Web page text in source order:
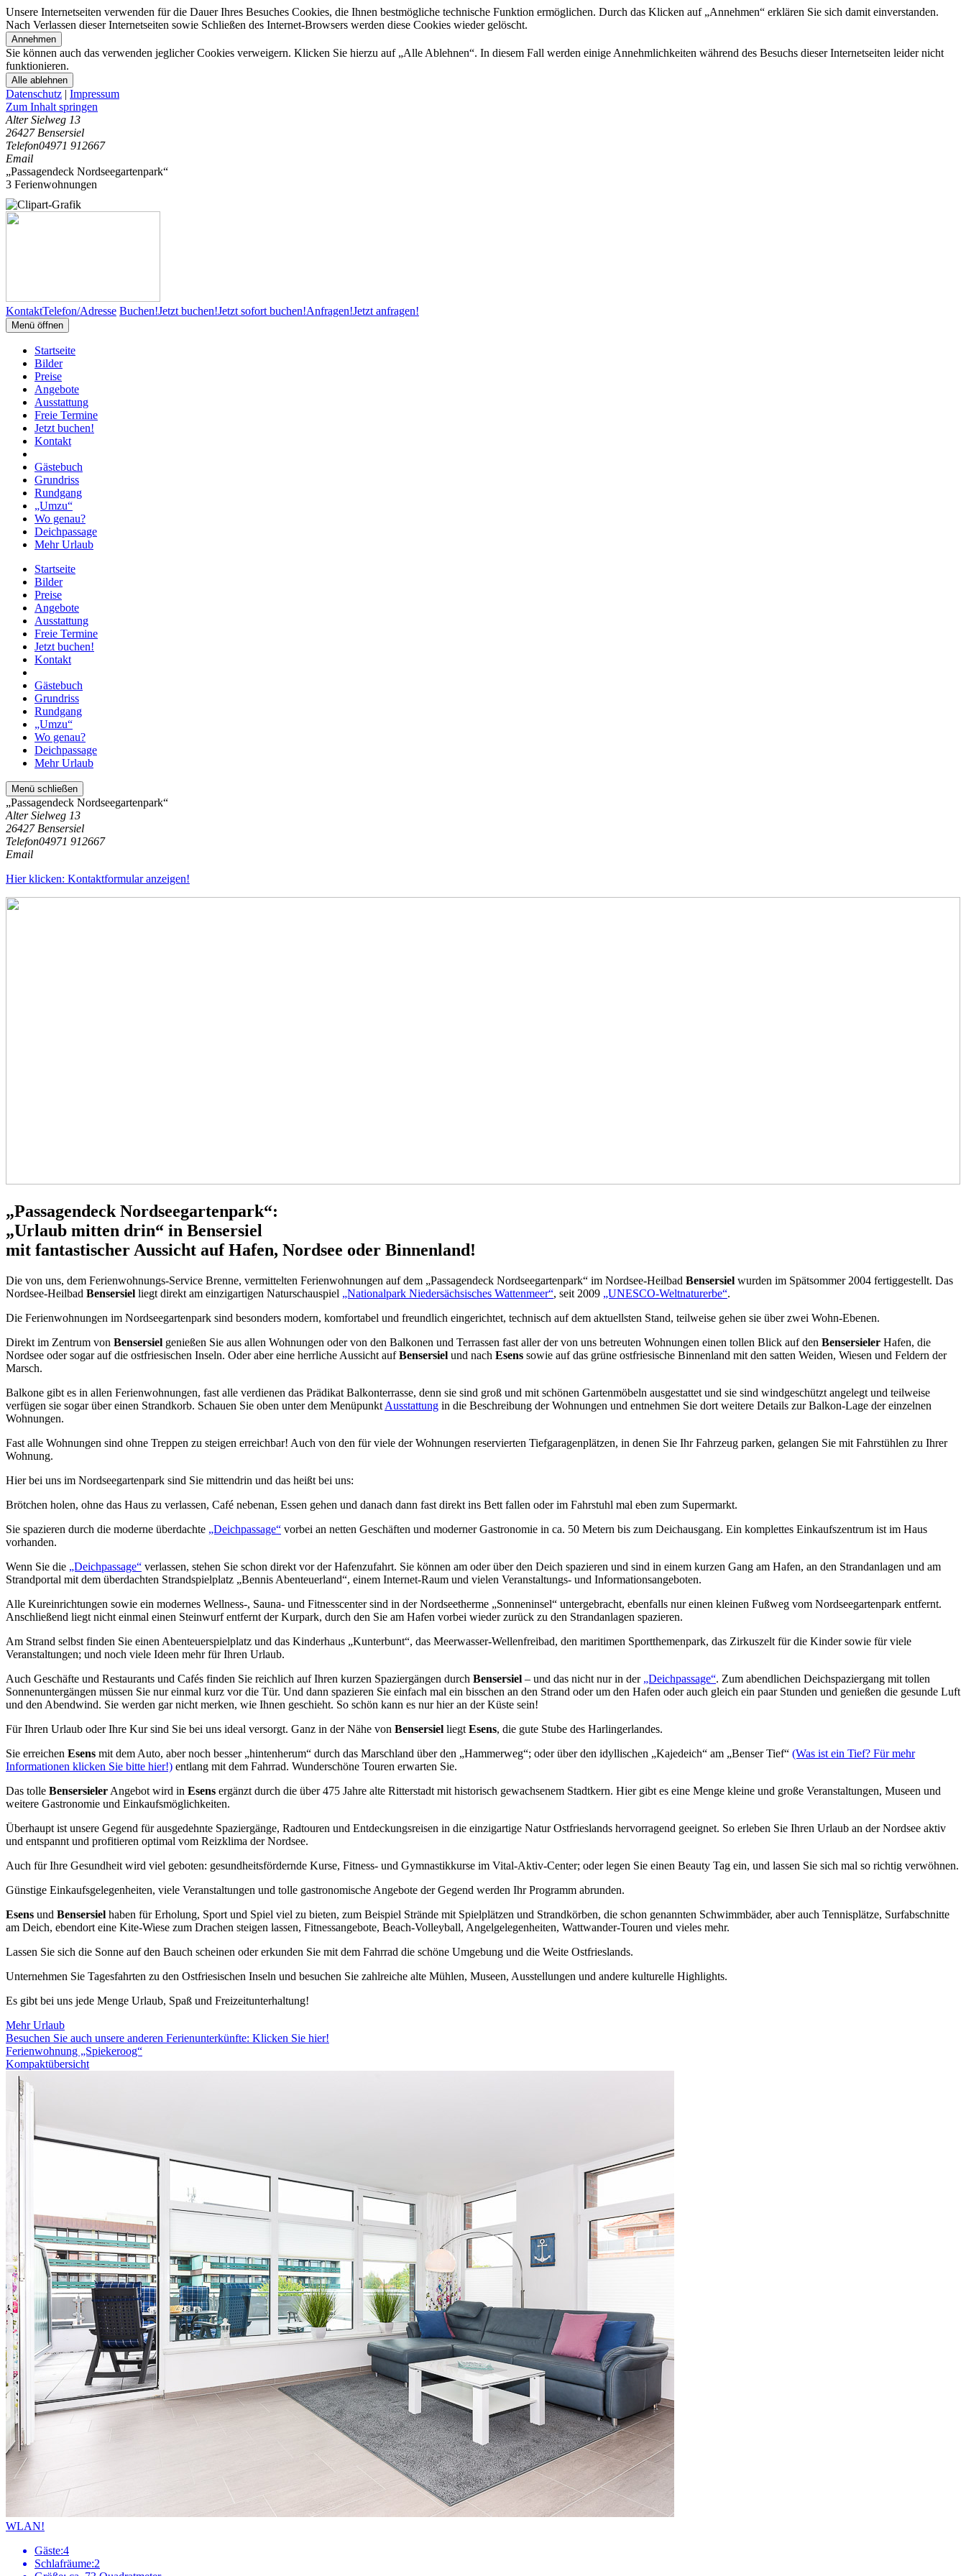
Unsere Internetseiten verwenden für die Dauer Ihres Besuches Cookies, die Ihnen bestmögliche technische Funktion ermöglichen. Durch das Klicken auf „Annehmen“ erklären Sie sich damit einverstanden.
Nach Verlassen dieser Internetseiten sowie Schließen des Internet-Browsers werden diese Cookies wieder gelöscht.
Annehmen
Sie können auch das verwenden jeglicher Cookies verweigern. Klicken Sie hierzu auf „Alle Ablehnen“. In diesem Fall werden einige Annehmlichkeiten während des Besuchs dieser Internetseiten leider nicht
funktionieren.
Alle ablehnen
Datenschutz | Impressum
Zum Inhalt springen
Alter Sielweg 13
26427 Bensersiel
Telefon04971 912667
Email
„Passagendeck Nordseegartenpark“
3 Ferienwohnungen
KontaktTelefon/Adresse Buchen!Jetzt buchen!Jetzt sofort buchen!Anfragen!Jetzt anfragen!
Menü öffnen
Startseite
Bilder
Preise
Angebote
Ausstattung
Freie Termine
Jetzt buchen!
Kontakt
Gästebuch
Grundriss
Rundgang
„Umzu“
Wo genau?
Deichpassage
Mehr Urlaub
Startseite
Bilder
Preise
Angebote
Ausstattung
Freie Termine
Jetzt buchen!
Kontakt
Gästebuch
Grundriss
Rundgang
„Umzu“
Wo genau?
Deichpassage
Mehr Urlaub
Menü schließen
„Passagendeck Nordseegartenpark“
Alter Sielweg 13
26427 Bensersiel
Telefon04971 912667
Email
Hier klicken: Kontaktformular anzeigen!
„Passagendeck Nordseegartenpark“:
„Urlaub mitten drin“ in Bensersiel
mit fantastischer Aussicht auf Hafen, Nordsee oder Binnenland!
Die von uns, dem Ferienwohnungs-Service Brenne, vermittelten Ferienwohnungen auf dem „Passagendeck Nordseegartenpark“ im Nordsee-Heilbad Bensersiel wurden im Spätsommer 2004 fertiggestellt. Das
Nordsee-Heilbad Bensersiel liegt direkt am einzigartigen Naturschauspiel „Nationalpark Niedersächsisches Wattenmeer“, seit 2009 „UNESCO-Weltnaturerbe“.
Die Ferienwohnungen im Nordseegartenpark sind besonders modern, komfortabel und freundlich eingerichtet, technisch auf dem aktuellsten Stand, teilweise gehen sie über zwei Wohn-Ebenen.
Direkt im Zentrum von Bensersiel genießen Sie aus allen Wohnungen oder von den Balkonen und Terrassen fast aller der von uns betreuten Wohnungen einen tollen Blick auf den Bensersieler Hafen, die
Nordsee oder sogar auf die ostfriesischen Inseln. Oder aber eine herrliche Aussicht aufBensersiel und nach Esens sowie auf das grüne ostfriesische Binnenland mit den satten Weiden, Wiesen und Feldern der
Marsch.
Balkone gibt es in allen Ferienwohnungen, fast alle verdienen das Prädikat Balkonterrasse, denn sie sind groß und mit schönen Gartenmöbeln ausgestattet und sie sind windgeschützt angelegt und teilweise
verfügen sie sogar über einen Strandkorb. Schauen Sie oben unter dem Menüpunkt Ausstattung in die Beschreibung der Wohnungen und entnehmen Sie dort weitere Details zur Balkon-Lage der einzelnen
Wohnungen.
Fast alle Wohnungen sind ohne Treppen zu steigen erreichbar! Auch von den für viele der Wohnungen reservierten Tiefgaragenplätzen, in denen Sie Ihr Fahrzeug parken, gelangen Sie mit Fahrstühlen zu Ihrer
Wohnung.
Hier bei uns im Nordseegartenpark sind Sie mittendrin und das heißt bei uns:
Brötchen holen, ohne das Haus zu verlassen, Café nebenan, Essen gehen und danach dann fast direkt ins Bett fallen oder im Fahrstuhl mal eben zum Supermarkt.
Sie spazieren durch die moderne überdachte „Deichpassage“ vorbei an netten Geschäften und moderner Gastronomie in ca. 50 Metern bis zum Deichausgang. Ein komplettes Einkaufszentrum ist im Haus
vorhanden.
Wenn Sie die „Deichpassage“ verlassen, stehen Sie schon direkt vor der Hafenzufahrt. Sie können am oder über den Deich spazieren und sind in einem kurzen Gang am Hafen, an den Strandanlagen und am
Strandportal mit dem überdachten Strandspielplatz „Bennis Abenteuerland“, einem Internet-Raum und vielen Veranstaltungs- und Informationsangeboten.
Alle Kureinrichtungen sowie ein modernes Wellness-, Sauna- und Fitnesscenter sind in der Nordseetherme „Sonneninsel“ untergebracht, ebenfalls nur einen kleinen Fußweg vom Nordseegartenpark entfernt.
Anschließend liegt nicht einmal einen Steinwurf entfernt der Kurpark, durch den Sie am Hafen vorbei wieder zurück zu den Strandanlagen spazieren.
Am Strand selbst finden Sie einen Abenteuerspielplatz und das Kinderhaus „Kunterbunt“, das Meerwasser-Wellenfreibad, den maritimen Sportthemenpark, das Zirkuszelt für die Kinder sowie für viele
Veranstaltungen; und noch viele Ideen mehr für Ihren Urlaub.
Auch Geschäfte und Restaurants und Cafés finden Sie reichlich auf Ihren kurzen Spaziergängen durch Bensersiel – und das nicht nur in der „Deichpassage“. Zum abendlichen Deichspaziergang mit tollen
Sonnenuntergängen müssen Sie nur einmal kurz vor die Tür. Und dann spazieren Sie einfach mal ein bisschen an den Strand oder um den Hafen oder auch gleich ein paar Stunden und genießen die gesunde Luft
und den Abendwind. Sie werden gar nicht merken, wie Ihnen geschieht. So schön kann es nur hier an der Küste sein!
Für Ihren Urlaub oder Ihre Kur sind Sie bei uns ideal versorgt. Ganz in der Nähe von Bensersiel liegt Esens, die gute Stube des Harlingerlandes.
Sie erreichen Esens mit dem Auto, aber noch besser „hintenherum“ durch das Marschland über den „Hammerweg“; oder über den idyllischen „Kajedeich“ am „Benser Tief“ (Was ist ein Tief? Für mehr
Informationen klicken Sie bitte hier!) entlang mit dem Fahrrad. Wunderschöne Touren erwarten Sie.
Das tolle Bensersieler Angebot wird in Esens ergänzt durch die über 475 Jahre alte Ritterstadt mit historisch gewachsenem Stadtkern. Hier gibt es eine Menge kleine und große Veranstaltungen, Museen und
weitere Gastronomie und Einkaufsmöglichkeiten.
Überhaupt ist unsere Gegend für ausgedehnte Spaziergänge, Radtouren und Entdeckungsreisen in die einzigartige Natur Ostfrieslands hervorragend geeignet. So erleben Sie Ihren Urlaub an der Nordsee aktiv
und entspannt und profitieren optimal vom Reizklima der Nordsee.
Auch für Ihre Gesundheit wird viel geboten: gesundheitsfördernde Kurse, Fitness- und Gymnastikkurse im Vital-Aktiv-Center; oder legen Sie einen Beauty Tag ein, und lassen Sie sich mal so richtig verwöhnen.
Günstige Einkaufsgelegenheiten, viele Veranstaltungen und tolle gastronomische Angebote der Gegend werden Ihr Programm abrunden.
Esens und Bensersiel haben für Erholung, Sport und Spiel viel zu bieten, zum Beispiel Strände mit Spielplätzen und Strandkörben, die schon genannten Schwimmbäder, aber auch Tennisplätze, Surfabschnitte
am Deich, ebendort eine Kite-Wiese zum Drachen steigen lassen, Fitnessangebote, Beach-Volleyball, Angelgelegenheiten, Wattwander-Touren und vieles mehr.
Lassen Sie sich die Sonne auf den Bauch scheinen oder erkunden Sie mit dem Fahrrad die schöne Umgebung und die Weite Ostfrieslands.
Unternehmen Sie Tagesfahrten zu den Ostfriesischen Inseln und besuchen Sie zahlreiche alte Mühlen, Museen, Ausstellungen und andere kulturelle Highlights.
Es gibt bei uns jede Menge Urlaub, Spaß und Freizeitunterhaltung!
Mehr Urlaub
Besuchen Sie auch unsere anderen Ferienunterkünfte: Klicken Sie hier!
Ferienwohnung „Spiekeroog“
Kompaktübersicht
WLAN!
Gäste:4
Schlafräume:2